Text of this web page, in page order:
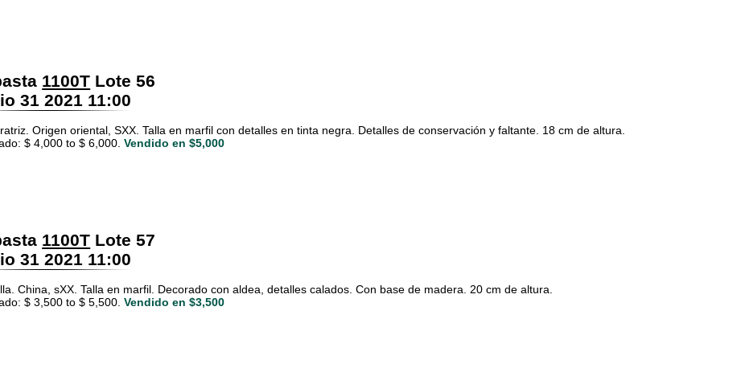
1100T Lote 56
31 2021 11:00
Origen oriental, SXX. Talla en marfil con detalles en tinta negra. Detalles de conservación y faltante. 18 cm de altura.
$ 4,000 to $ 6,000. Vendido en $5,000
1100T Lote 57
31 2021 11:00
China, sXX. Talla en marfil. Decorado con aldea, detalles calados. Con base de madera. 20 cm de altura.
$ 3,500 to $ 5,500. Vendido en $3,500